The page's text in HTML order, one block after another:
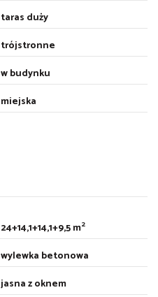
taras duży
trójstronne
w budynku
miejska
24+14,1+14,1+9,5 m2
wylewka betonowa
jasna z oknem